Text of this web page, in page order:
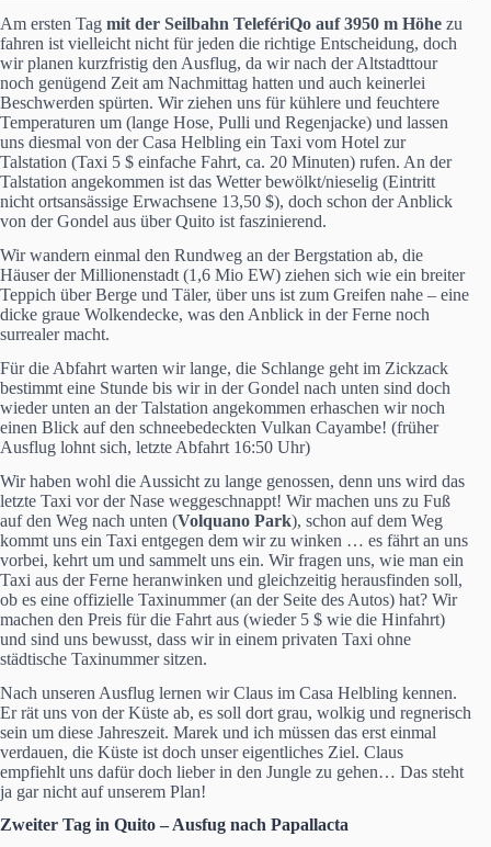
Am ersten Tag mit der Seilbahn TelefériQo auf 3950 m Höhe zu
fahren ist vielleicht nicht für jeden die richtige Entscheidung, doch
wir planen kurzfristig den Ausflug, da wir nach der Altstadttour
noch genügend Zeit am Nachmittag hatten und auch keinerlei
Beschwerden spürten. Wir ziehen uns für kühlere und feuchtere
Temperaturen um (lange Hose, Pulli und Regenjacke) und lassen
uns diesmal von der Casa Helbling ein Taxi vom Hotel zur
Talstation (Taxi 5 $ einfache Fahrt, ca. 20 Minuten) rufen. An der
Talstation angekommen ist das Wetter bewölkt/nieselig (Eintritt
nicht ortsansässige Erwachsene 13,50 $), doch schon der Anblick
von der Gondel aus über Quito ist faszinierend.
Wir wandern einmal den Rundweg an der Bergstation ab, die
Häuser der Millionenstadt (1,6 Mio EW) ziehen sich wie ein breiter
Teppich über Berge und Täler, über uns ist zum Greifen nahe – eine
dicke graue Wolkendecke, was den Anblick in der Ferne noch
surrealer macht.
Für die Abfahrt warten wir lange, die Schlange geht im Zickzack
bestimmt eine Stunde bis wir in der Gondel nach unten sind doch
wieder unten an der Talstation angekommen erhaschen wir noch
einen Blick auf den schneebedeckten Vulkan Cayambe! (früher
Ausflug lohnt sich, letzte Abfahrt 16:50 Uhr)
Wir haben wohl die Aussicht zu lange genossen, denn uns wird das
letzte Taxi vor der Nase weggeschnappt! Wir machen uns zu Fuß
auf den Weg nach unten (Volquano Park), schon auf dem Weg
kommt uns ein Taxi entgegen dem wir zu winken … es fährt an uns
vorbei, kehrt um und sammelt uns ein. Wir fragen uns, wie man ein
Taxi aus der Ferne heranwinken und gleichzeitig herausfinden soll,
ob es eine offizielle Taxinummer (an der Seite des Autos) hat? Wir
machen den Preis für die Fahrt aus (wieder 5 $ wie die Hinfahrt)
und sind uns bewusst, dass wir in einem privaten Taxi ohne
städtische Taxinummer sitzen.
Nach unseren Ausflug lernen wir Claus im Casa Helbling kennen.
Er rät uns von der Küste ab, es soll dort grau, wolkig und regnerisch
sein um diese Jahreszeit. Marek und ich müssen das erst einmal
verdauen, die Küste ist doch unser eigentliches Ziel. Claus
empfiehlt uns dafür doch lieber in den Jungle zu gehen… Das steht
ja gar nicht auf unserem Plan!
Zweiter Tag in Quito – Ausfug nach Papallacta